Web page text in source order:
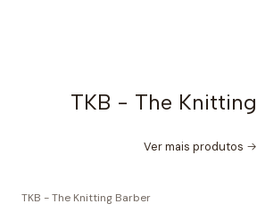
TKB - The
Ver mais produtos
TKB - The Knitting Barber